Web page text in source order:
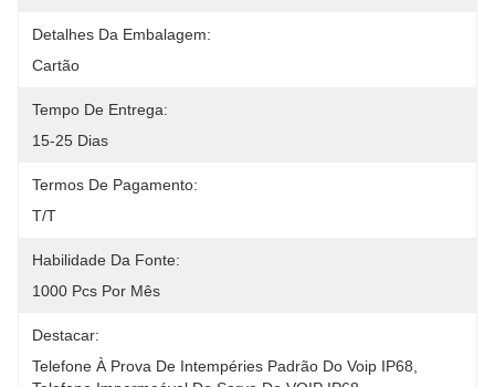
Detalhes Da Embalagem:
Cartão
Tempo De Entrega:
15-25 Dias
Termos De Pagamento:
T/T
Habilidade Da Fonte:
1000 Pcs Por Mês
Destacar:
Telefone À Prova De Intempéries Padrão Do Voip IP68